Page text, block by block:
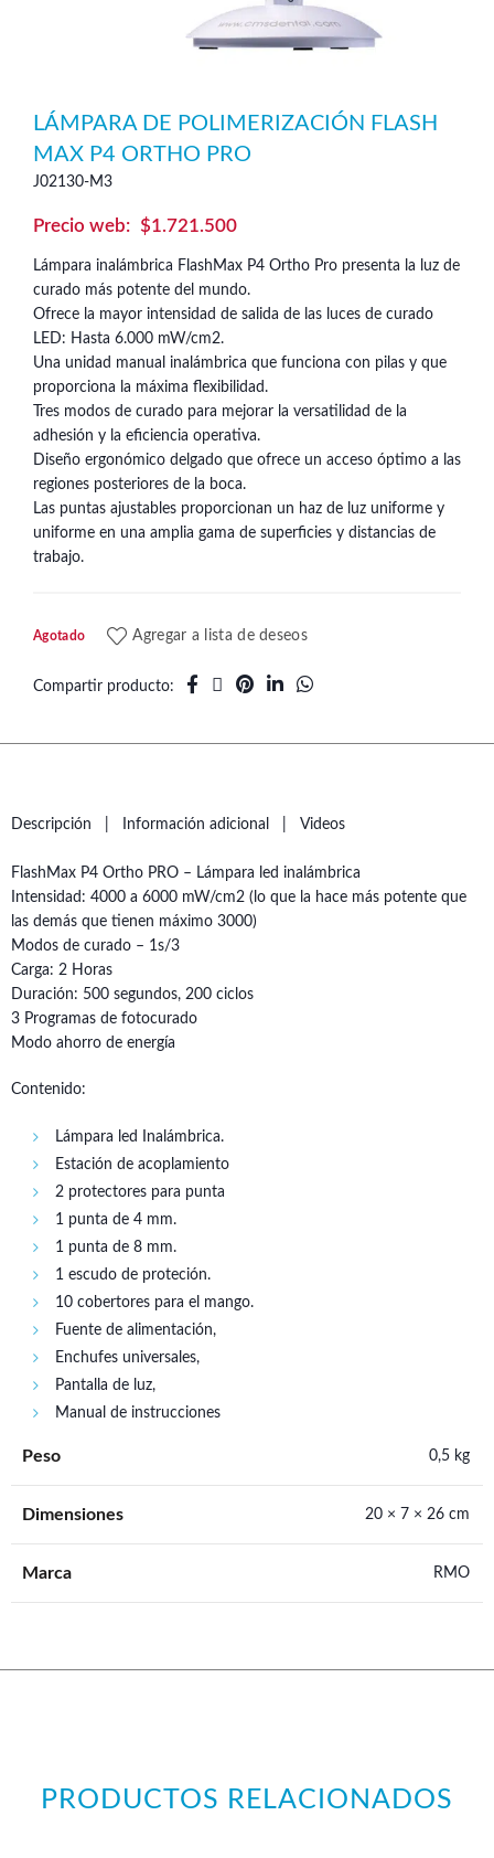
LÁMPARA DE POLIMERIZACIÓN FLASH
MAX P4 ORTHO PRO
J02130-M3
$1.721.500
Lámpara inalámbrica FlashMax P4 Ortho Pro presenta la luz de
curado más potente del mundo.
Ofrece la mayor intensidad de salida de las luces de curado
LED: Hasta 6.000 mW/cm2.
Una unidad manual inalámbrica que funciona con pilas y que
proporciona la máxima flexibilidad.
Tres modos de curado para mejorar la versatilidad de la
adhesión y la eficiencia operativa.
Diseño ergonómico delgado que ofrece un acceso óptimo a las
regiones posteriores de la boca.
Las puntas ajustables proporcionan un haz de luz uniforme y
uniforme en una amplia gama de superficies y distancias de
trabajo.
Agotado Agregar a lista de deseos
Compartir producto
Descripción Información adicional Videos
FlashMax P4 Ortho PRO – Lámpara led inalámbrica
Intensidad: 4000 a 6000 mW/cm2 (lo que la hace más potente que
las demás que tienen máximo 3000)
Modos de curado – 1s/3
Carga: 2 Horas
Duración: 500 segundos, 200 ciclos
3 Programas de fotocurado
Modo ahorro de energía
Contenido:
Lámpara led Inalámbrica.
Estación de acoplamiento
2 protectores para punta
1 punta de 4 mm.
1 punta de 8 mm.
1 escudo de proteción.
10 cobertores para el mango.
Fuente de alimentación,
Enchufes universales,
Pantalla de luz,
Manual de instrucciones
Peso 0,5 kg
Dimensiones 20 × 7 × 26 cm
Marca RMO
PRODUCTOS RELACIONADOS